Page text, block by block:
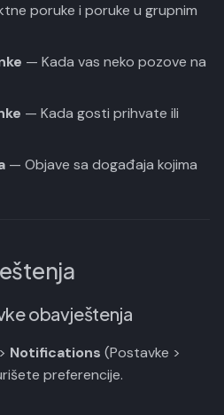
poruke i poruke u grupnim
— Kada vas neko pozove na
— Kada gosti prihvate ili
— Objave sa događaja kojima
obavještenja
> Notifications (Postavke >
preferencije.